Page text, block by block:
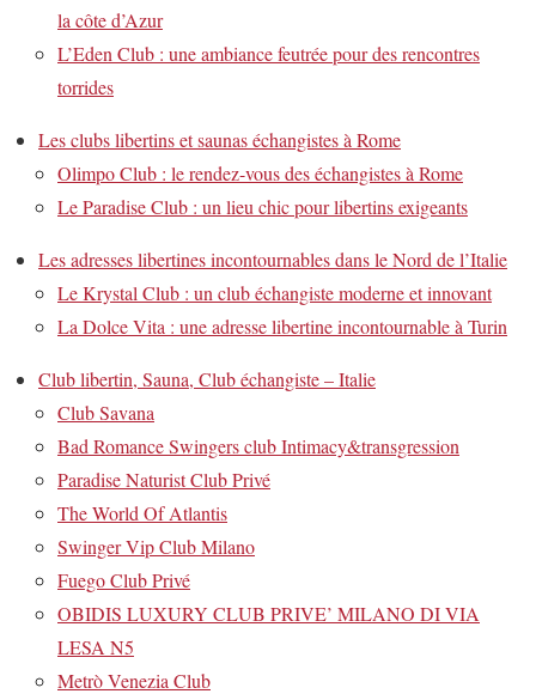
la côte d’Azur
L’Eden Club : une ambiance feutrée pour des rencontres
torrides
Les clubs libertins et saunas échangistes à Rome
Olimpo Club : le rendez-vous des échangistes à Rome
Le Paradise Club : un lieu chic pour libertins exigeants
Les adresses libertines incontournables dans le Nord de l’Italie
Le Krystal Club : un club échangiste moderne et innovant
La Dolce Vita : une adresse libertine incontournable à Turin
Club libertin, Sauna, Club échangiste – Italie
Club Savana
Bad Romance Swingers club Intimacy&transgression
Paradise Naturist Club Privé
The World Of Atlantis
Swinger Vip Club Milano
Fuego Club Privé
OBIDIS LUXURY CLUB PRIVE’ MILANO DI VIA
LESA N5
Metrò Venezia Club